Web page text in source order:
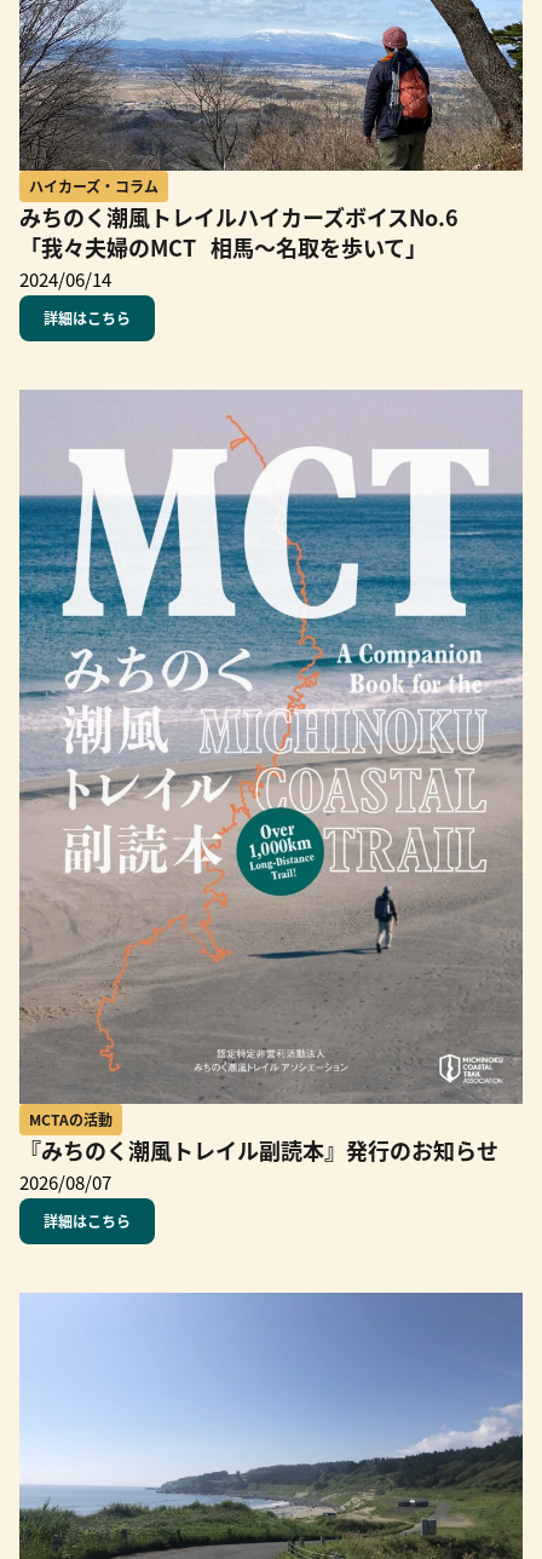
ハイカーズ・コラム
みちのく潮風トレイルハイカーズボイスNo.6
「我々夫婦のMCT 相馬〜名取を歩いて」
2024/06/14
詳細はこちら
MCTAの活動
『みちのく潮風トレイル副読本』発行のお知らせ
2026/08/07
詳細はこちら